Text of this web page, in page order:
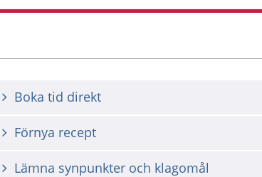
Boka tid direkt
Förnya recept
Lämna synpunkter och klagomål